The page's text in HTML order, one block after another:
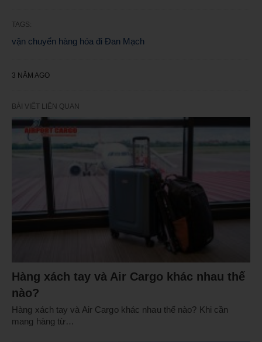
TAGS:
vận chuyển hàng hóa đi Đan Mạch
3 NĂM AGO
BÀI VIẾT LIÊN QUAN
Hàng xách tay và Air Cargo khác nhau thế
nào?
Hàng xách tay và Air Cargo khác nhau thế nào? Khi cần
mang hàng từ…